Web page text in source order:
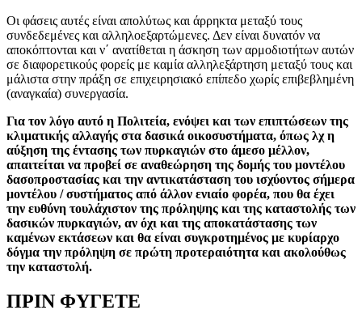
Οι φάσεις αυτές είναι απολύτως και άρρηκτα μεταξύ τους
συνδεδεμένες και αλληλοεξαρτώμενες. Δεν είναι δυνατόν να
αποκόπτονται και ν΄ ανατίθεται η άσκηση των αρμοδιοτήτων αυτών
σε διαφορετικούς φορείς με καμία αλληλεξάρτηση μεταξύ τους και
μάλιστα στην πράξη σε επιχειρησιακό επίπεδο χωρίς επιβεβλημένη
(αναγκαία) συνεργασία.
Για τον λόγο αυτό η Πολιτεία, ενόψει και των επιπτώσεων της
κλιματικής αλλαγής στα δασικά οικοσυστήματα, όπως λχ η
αύξηση της έντασης των πυρκαγιών στο άμεσο μέλλον,
απαιτείται να προβεί σε αναθεώρηση της δομής του μοντέλου
δασοπροστασίας και την αντικατάσταση του ισχύοντος σήμερα
μοντέλου / συστήματος από άλλον ενιαίο φορέα, που θα έχει
την ευθύνη τουλάχιστον της πρόληψης και της καταστολής των
δασικών πυρκαγιών, αν όχι και της αποκατάστασης των
καμένων εκτάσεων και θα είναι συγκροτημένος με κυρίαρχο
δόγμα την πρόληψη σε πρώτη προτεραιότητα και ακολούθως
την καταστολή.
ΠΡΙΝ ΦΥΓΕΤΕ